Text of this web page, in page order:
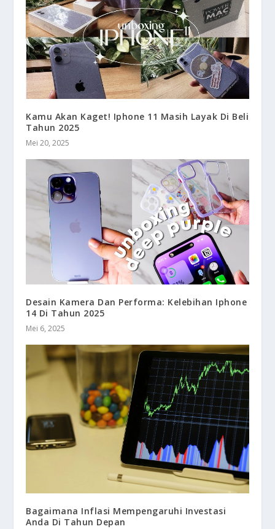
Kamu Akan Kaget! Iphone 11 Masih Layak Di Beli
Tahun 2025
Mei 20, 2025
Desain Kamera Dan Performa: Kelebihan Iphone
14 Di Tahun 2025
Mei 6, 2025
Bagaimana Inflasi Mempengaruhi Investasi
Anda Di Tahun Depan